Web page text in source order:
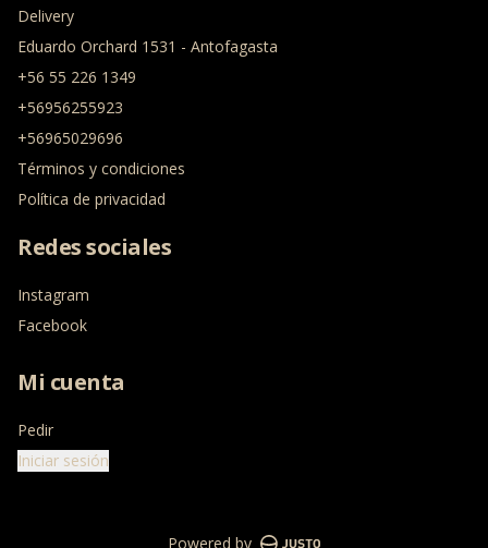
Delivery
Eduardo Orchard 1531 - Antofagasta
+56 55 226 1349
+56956255923
+56965029696
Términos y condiciones
Política de privacidad
Redes sociales
Instagram
Facebook
Mi cuenta
Pedir
Iniciar sesión
Powered by